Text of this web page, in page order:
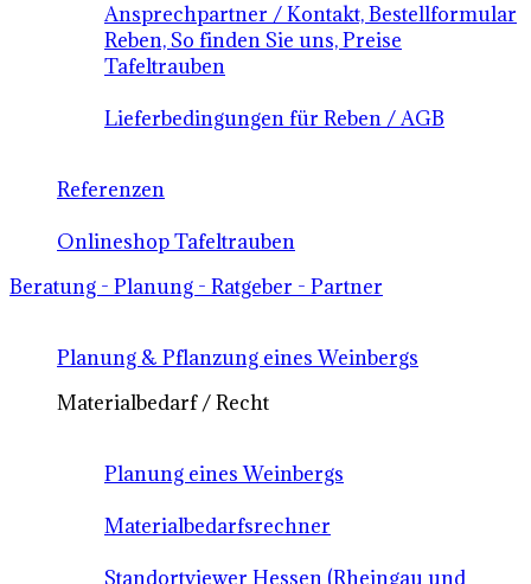
Ansprechpartner / Kontakt, Bestellformular
Reben, So finden Sie uns, Preise
Tafeltrauben
Lieferbedingungen für Reben / AGB
Referenzen
Onlineshop Tafeltrauben
Beratung - Planung - Ratgeber - Partner
Planung & Pflanzung eines Weinbergs
Materialbedarf / Recht
Planung eines Weinbergs
Materialbedarfsrechner
Standortviewer Hessen (Rheingau und